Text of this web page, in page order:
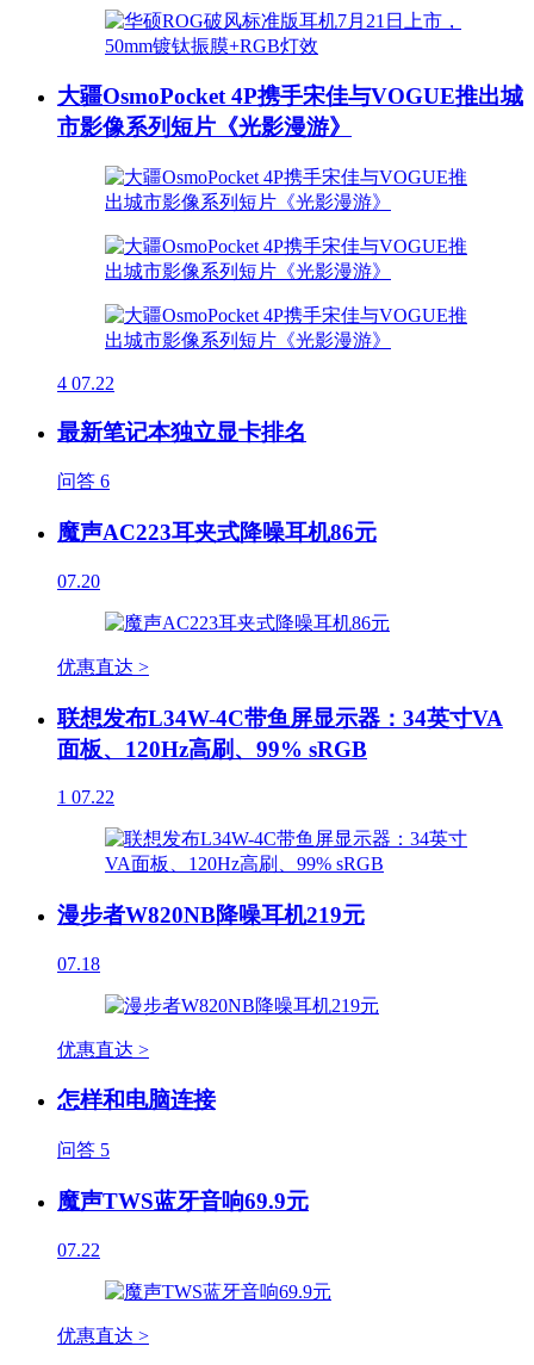
大疆OsmoPocket 4P携手宋佳与VOGUE推出城
市影像系列短片《光影漫游》
4 07.22
最新笔记本独立显卡排名
问答 6
魔声AC223耳夹式降噪耳机86元
07.20
优惠直达 >
联想发布L34W-4C带鱼屏显示器：34英寸VA
面板、120Hz高刷、99% sRGB
1 07.22
漫步者W820NB降噪耳机219元
07.18
优惠直达 >
怎样和电脑连接
问答 5
魔声TWS蓝牙音响69.9元
07.22
优惠直达 >